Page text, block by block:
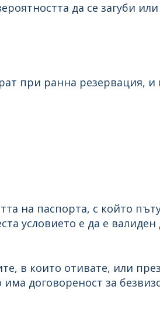
да се загуби
при ранна резервация, и
на паспорта, с който
условието е да е
в които отивате, или
договореност за